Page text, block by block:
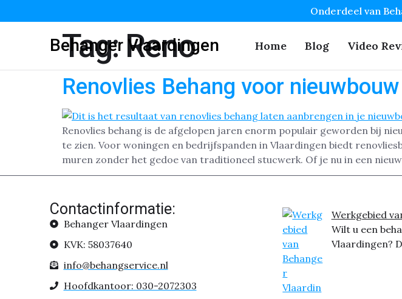
Onderdeel van
Behanger Vlaardingen Home Blog Video
Tag:Reno
Renovlies Behang voor
Renovlies behang is de afgelopen jaren enorm populair geworden bij
te zien. Voor woningen en bedrijfspanden in Vlaardingen biedt
muren zonder het gedoe van traditioneel stucwerk. Of je nu in een
Contactinformatie:
Behanger Vlaardingen
KVK: 58037640
info@behangservice.nl
Hoofdkantoor: 030-2072303
Werkgebied
Wilt u een
Vlaardingen?